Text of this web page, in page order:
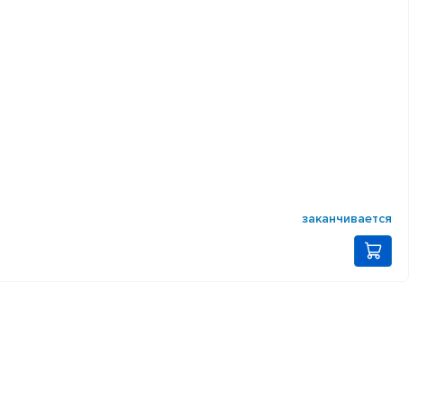
заканчивается